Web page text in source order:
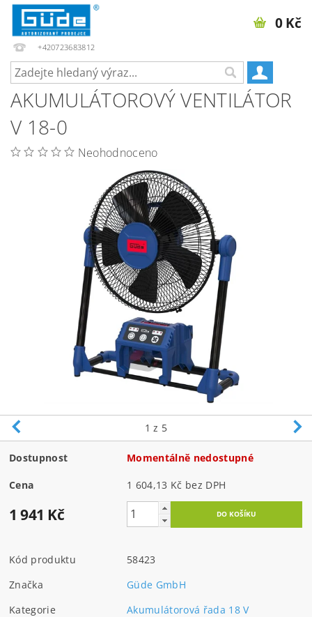
+420723683812
0 Kč
AKUMULÁTOROVÝ VENTILÁTOR
V 18-0
Neohodnoceno
1 z 5
Dostupnost Momentálně nedostupné
Cena 1 604,13 Kč bez DPH
1 941 Kč
Kód produktu
58423
Značka
Güde GmbH
Kategorie
Akumulátorová řada 18 V